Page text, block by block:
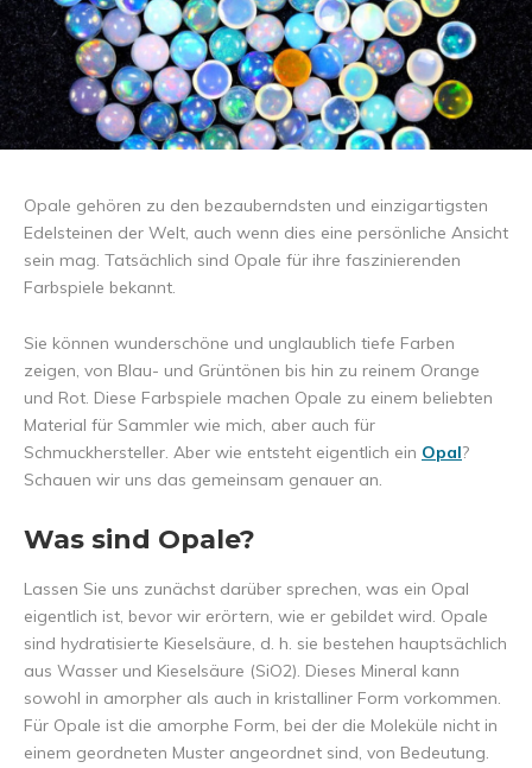
Opale gehören zu den bezauberndsten und einzigartigsten
Edelsteinen der Welt, auch wenn dies eine persönliche Ansicht
sein mag. Tatsächlich sind Opale für ihre faszinierenden
Farbspiele bekannt.
Sie können wunderschöne und unglaublich tiefe Farben
zeigen, von Blau- und Grüntönen bis hin zu reinem Orange
und Rot. Diese Farbspiele machen Opale zu einem beliebten
Material für Sammler wie mich, aber auch für
Schmuckhersteller. Aber wie entsteht eigentlich ein Opal?
Schauen wir uns das gemeinsam genauer an.
Was sind Opale?
Lassen Sie uns zunächst darüber sprechen, was ein Opal
eigentlich ist, bevor wir erörtern, wie er gebildet wird. Opale
sind hydratisierte Kieselsäure, d. h. sie bestehen hauptsächlich
aus Wasser und Kieselsäure (SiO2). Dieses Mineral kann
sowohl in amorpher als auch in kristalliner Form vorkommen.
Für Opale ist die amorphe Form, bei der die Moleküle nicht in
einem geordneten Muster angeordnet sind, von Bedeutung.